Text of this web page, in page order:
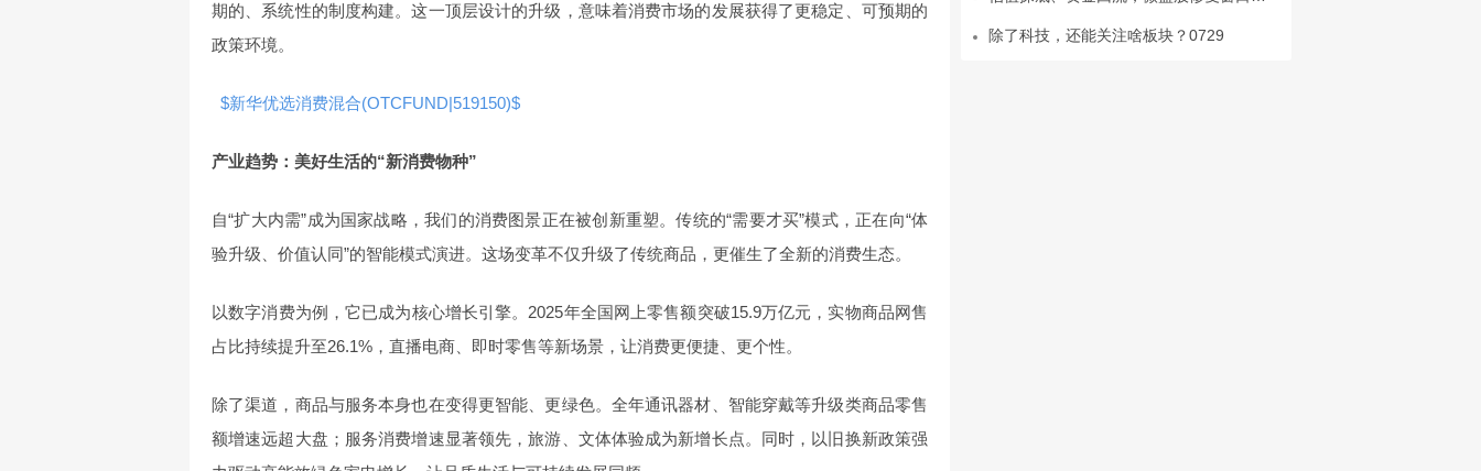
期的、系统性的制度构建。这一顶层设计的升级，意味着消费市场的发展获得了更稳定、可预期的
政策环境。
$新华优选消费混合(OTCFUND|519150)$
产业趋势：美好生活的“新消费物种”
自“扩大内需”成为国家战略，我们的消费图景正在被创新重塑。传统的“需要才买”模式，正在向“体
验升级、价值认同”的智能模式演进。这场变革不仅升级了传统商品，更催生了全新的消费生态。
以数字消费为例，它已成为核心增长引擎。2025年全国网上零售额突破15.9万亿元，实物商品网售
占比持续提升至26.1%，直播电商、即时零售等新场景，让消费更便捷、更个性。
除了渠道，商品与服务本身也在变得更智能、更绿色。全年通讯器材、智能穿戴等升级类商品零售
额增速远超大盘；服务消费增速显著领先，旅游、文体体验成为新增长点。同时，以旧换新政策强
除了科技，还能关注啥板块？0729